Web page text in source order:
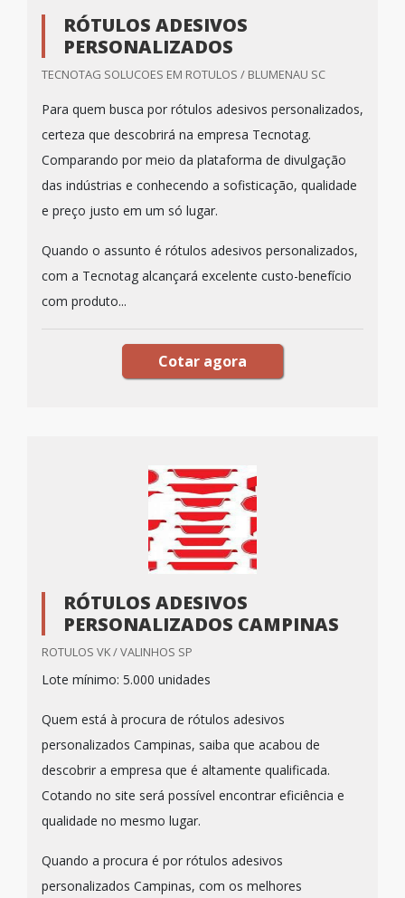
RÓTULOS ADESIVOS
PERSONALIZADOS
TECNOTAG SOLUCOES EM ROTULOS / BLUMENAU SC
Para quem busca por rótulos adesivos personalizados,
certeza que descobrirá na empresa Tecnotag.
Comparando por meio da plataforma de divulgação
das indústrias e conhecendo a sofisticação, qualidade
e preço justo em um só lugar.
Quando o assunto é rótulos adesivos personalizados,
com a Tecnotag alcançará excelente custo-benefício
com produto...
Cotar agora
RÓTULOS ADESIVOS
PERSONALIZADOS CAMPINAS
ROTULOS VK / VALINHOS SP
Lote mínimo: 5.000 unidades
Quem está à procura de rótulos adesivos
personalizados Campinas, saiba que acabou de
descobrir a empresa que é altamente qualificada.
Cotando no site será possível encontrar eficiência e
qualidade no mesmo lugar.
Quando a procura é por rótulos adesivos
personalizados Campinas, com os melhores